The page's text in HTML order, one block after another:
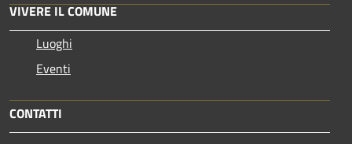
VIVERE IL COMUNE
Luoghi
Eventi
CONTATTI